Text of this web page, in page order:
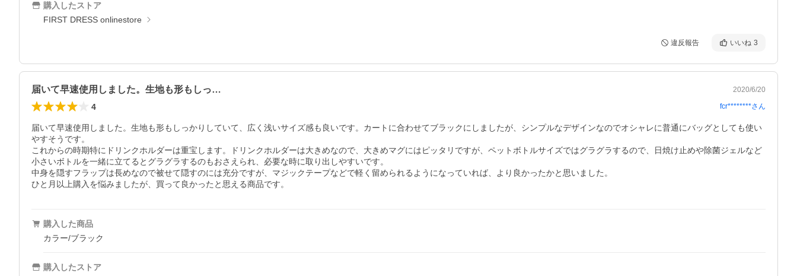
購入したストア
FIRST DRESS onlinestore
違反報告 いいね 3
届いて早速使用しました。生地も形もしっ… 2020/6/20
4 fcr********さん
届いて早速使用しました。生地も形もしっかりしていて、広く浅いサイズ感も良いです。カートに合わせてブラックにしましたが、シンプルなデザインなのでオシャレに普通にバッグとしても使い
やすそうです。
これからの時期特にドリンクホルダーは重宝します。ドリンクホルダーは大きめなので、大きめマグにはピッタリですが、ペットボトルサイズではグラグラするので、日焼け止めや除菌ジェルなど
小さいボトルを一緒に立てるとグラグラするのもおさえられ、必要な時に取り出しやすいです。
中身を隠すフラップは長めなので被せて隠すのには充分ですが、マジックテープなどで軽く留められるようになっていれば、より良かったかと思いました。
ひと月以上購入を悩みましたが、買って良かったと思える商品です。
購入した商品
カラー/ブラック
購入したストア